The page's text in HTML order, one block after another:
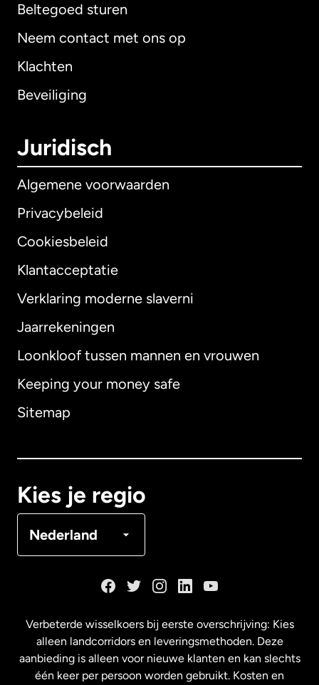
Beltegoed sturen
Neem contact met ons op
Klachten
Beveiliging
Juridisch
Algemene voorwaarden
Privacybeleid
Cookiesbeleid
Klantacceptatie
Verklaring moderne slaverni
Jaarrekeningen
Loonkloof tussen mannen en vrouwen
Keeping your money safe
Sitemap
Kies je regio
Nederland
Internationaal English
Australië
Maleisië
Verbeterde wisselkoers bij eerste overschrijving: Kies
alleen landcorridors en leveringsmethoden. Deze
aanbieding is alleen voor nieuwe klanten en kan slechts
één keer per persoon worden gebruikt. Kosten en